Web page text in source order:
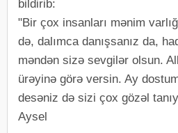
bildirib:
"Bir çox insanları mənim
də, dalımca danışsanız da,
məndən sizə sevgilər olsun.
ürəyinə görə versin. Ay
desəniz də sizi çox gözəl
Aysel